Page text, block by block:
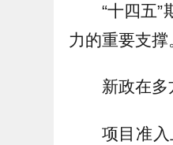
“十四五
力的重要支撑
新政在
项目准